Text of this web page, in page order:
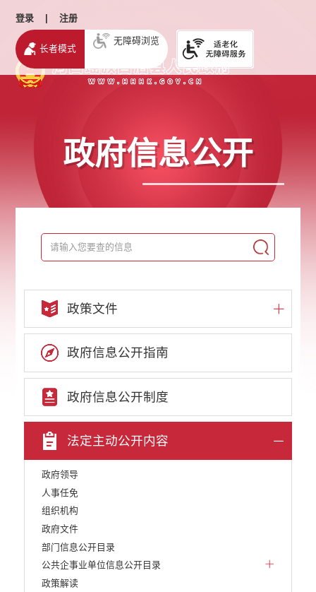
登录 | 注册
长者模式
无障碍浏览
政府信息公开
政策文件
政府信息公开指南
政府信息公开制度
法定主动公开内容
政府领导
人事任免
组织机构
政府文件
部门信息公开目录
公共企事业单位信息公开目录
政策解读